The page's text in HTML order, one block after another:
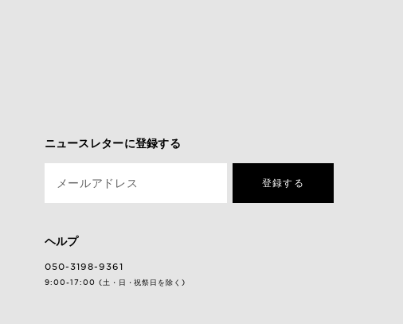
ニュースレターに登録する
メールアドレス 登録する
ヘルプ
050-3198-9361
9:00-17:00 (土・日・祝祭日を除く)